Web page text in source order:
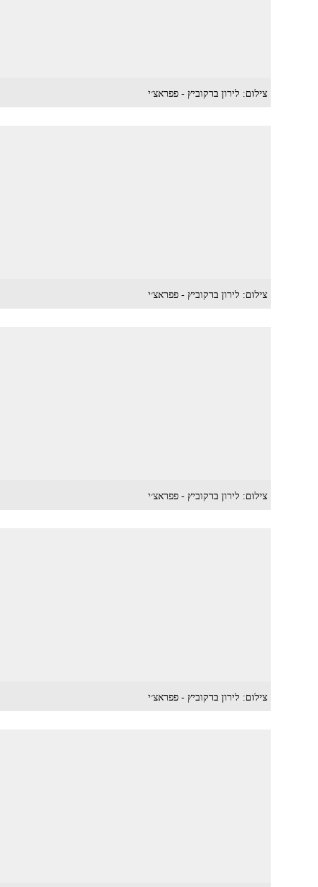
צילום: לירון ברקוביץ - פפראצ׳י
צילום: לירון ברקוביץ - פפראצ׳י
צילום: לירון ברקוביץ - פפראצ׳י
צילום: לירון ברקוביץ - פפראצ׳י